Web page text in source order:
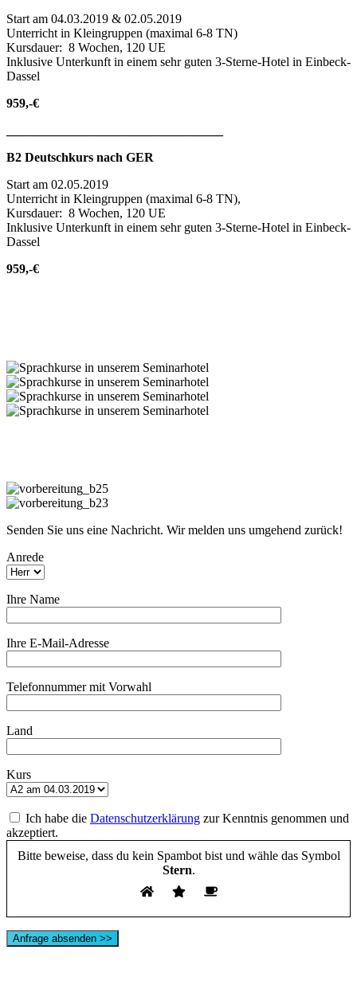
Start am 04.03.2019 & 02.05.2019
Unterricht in Kleingruppen (maximal 6-8 TN)
Kursdauer: 8 Wochen, 120 UE
Inklusive Unterkunft in einem sehr guten 3-Sterne-Hotel in Einbeck-
Dassel
959,-€
B2 Deutschkurs nach GER
Start am 02.05.2019
Unterricht in Kleingruppen (maximal 6-8 TN),
Kursdauer: 8 Wochen, 120 UE
Inklusive Unterkunft in einem sehr guten 3-Sterne-Hotel in Einbeck-
Dassel
959,-€
Senden Sie uns eine Nachricht. Wir melden uns umgehend zurück!
Anrede
Ihre Name
Ihre E-Mail-Adresse
Telefonnummer mit Vorwahl
Land
Kurs
Ich habe die Datenschutzerklärung zur Kenntnis genommen und
akzeptiert.
Bitte beweise, dass du kein Spambot bist und wähle das Symbol
Stern.